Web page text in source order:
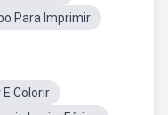
Para Imprimir
Colorir